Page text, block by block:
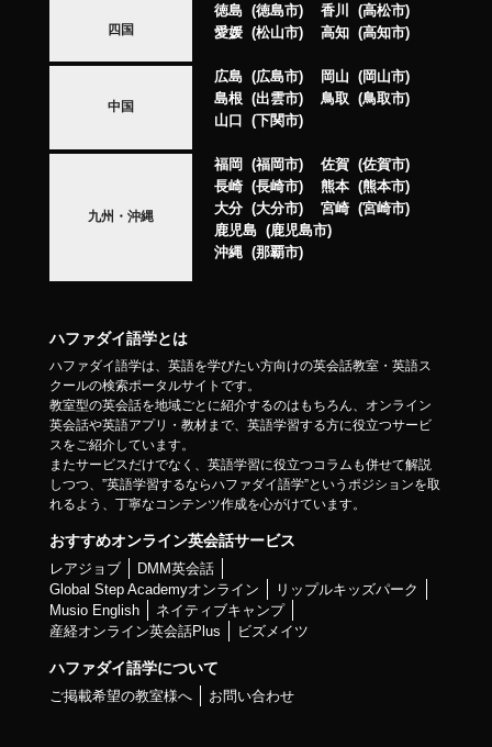
四国
徳島 徳島市 香川
高松市
愛媛
松山市 高知 高知市
中国
広島 広島市 岡山
岡山市
島根
出雲市 鳥取
鳥取市
山口
下関市
九州・沖縄
福岡 福岡市 佐賀
佐賀市
長崎
長崎市 熊本
熊本市
大分
大分市 宮崎
宮崎市
鹿児島
鹿児島市
沖縄
那覇市
ハファダイ語学とは
ハファダイ語学は、英語を学びたい方向けの英会話教室・英語ス
クールの検索ポータルサイトです。
教室型の英会話を地域ごとに紹介するのはもちろん、オンライン
英会話や英語アプリ・教材まで、英語学習する方に役立つサービ
スをご紹介しています。
またサービスだけでなく、英語学習に役立つコラムも併せて解説
しつつ、”英語学習するならハファダイ語学”というポジションを取
れるよう、丁寧なコンテンツ作成を心がけています。
おすすめオンライン英会話サービス
レアジョブ
DMM英会話
Global Step Academyオンライン
リップルキッズパーク
Musio English
ネイティブキャンプ
産経オンライン英会話Plus
ビズメイツ
ハファダイ語学について
ご掲載希望の教室様へ お問い合わせ